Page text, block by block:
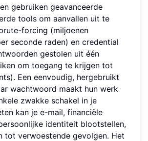
gebruiken geavanceerde
tools om aanvallen uit te
forcing (miljoenen
seconde raden) en credential
gestolen uit één
om toegang te krijgen tot
Een eenvoudig, hergebruikt
wachtwoord maakt hun werk
zwakke schakel in je
kan je e-mail, financiële
identiteit blootstellen,
tot verwoestende gevolgen. Het